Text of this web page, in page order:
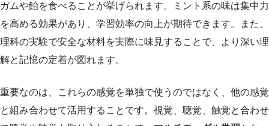
ガムや飴を食べることが挙げられます。ミント系の味は集中力
を高める効果があり、学習効率の向上が期待できます。また、
理科の実験で安全な材料を実際に味見することで、より深い理
解と記憶の定着が図れます。
重要なのは、これらの感覚を単独で使うのではなく、他の感覚
と組み合わせて活用することです。視覚、聴覚、触覚と合わせ